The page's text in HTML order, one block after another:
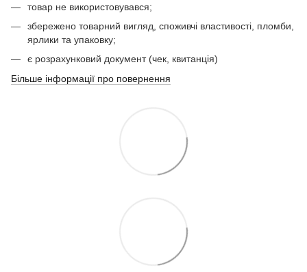
товар не використовувався;
збережено товарний вигляд, споживчі властивості, пломби,
ярлики та упаковку;
є розрахунковий документ (чек, квитанція)
Більше інформації про повернення